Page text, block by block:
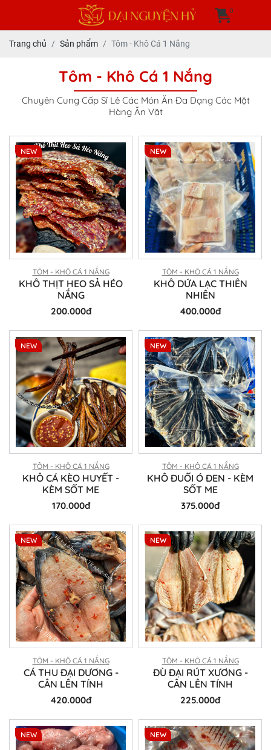
0
Trang chủ Sản phẩm Tôm - Khô Cá 1 Nắng
Tôm - Khô Cá 1 Nắng
Chuyên Cung Cấp Sỉ Lẻ Các Món Ăn Đa Dạng Các Mặt
Hàng Ăn Vặt
TÔM - KHÔ CÁ 1 NẮNG
KHÔ THỊT HEO SẢ HÉO
NẮNG
200.000đ
NEW
TÔM - KHÔ CÁ 1 NẮNG
KHÔ DỨA LẠC THIÊN
NHIÊN
400.000đ
NEW
TÔM - KHÔ CÁ 1 NẮNG
KHÔ CÁ KÈO HUYẾT -
KÈM SỐT ME
170.000đ
NEW
TÔM - KHÔ CÁ 1 NẮNG
KHÔ ĐUỐI Ó ĐEN - KÈM
SỐT ME
375.000đ
NEW
TÔM - KHÔ CÁ 1 NẮNG
CÁ THU ĐẠI DƯƠNG -
CÂN LÊN TÍNH
420.000đ
NEW
TÔM - KHÔ CÁ 1 NẮNG
ĐÙ ĐẠI RÚT XƯƠNG -
CÂN LÊN TÍNH
225.000đ
NEW
NEW NEW